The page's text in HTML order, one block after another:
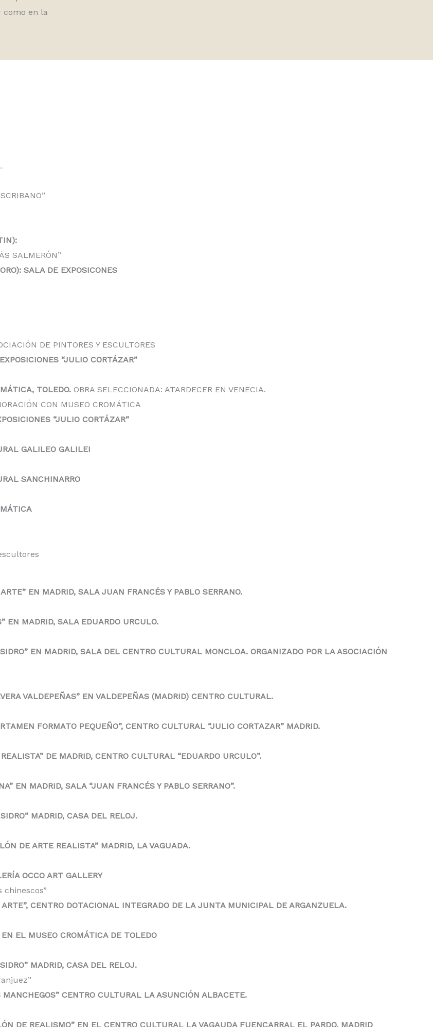
como en la
SALMERÓN”
SALA DE EXPOSICONES
DE PINTORES Y ESCULTORES
“JULIO CORTÁZAR”
TOLEDO. OBRA SELECCIONADA: ATARDECER EN VENECIA.
CON MUSEO CROMÁTICA
“JULIO CORTÁZAR”
GALILEO GALILEI
SANCHINARRO
EN MADRID, SALA JUAN FRANCÉS Y PABLO SERRANO.
EN MADRID, SALA EDUARDO URCULO.
EN MADRID, SALA DEL CENTRO CULTURAL MONCLOA. ORGANIZADO POR LA ASOCIACIÓN
VALDEPEÑAS” EN VALDEPEÑAS (MADRID) CENTRO CULTURAL.
FORMATO PEQUEÑO”, CENTRO CULTURAL “JULIO CORTAZAR” MADRID.
DE MADRID, CENTRO CULTURAL “EDUARDO URCULO”.
EN MADRID, SALA “JUAN FRANCÉS Y PABLO SERRANO”.
MADRID, CASA DEL RELOJ.
DE ARTE REALISTA” MADRID, LA VAGUADA.
OCCO ART GALLERY
chinescos”
CENTRO DOTACIONAL INTEGRADO DE LA JUNTA MUNICIPAL DE ARGANZUELA.
EL MUSEO CROMÁTICA DE TOLEDO
MADRID, CASA DEL RELOJ.
CENTRO CULTURAL LA ASUNCIÓN ALBACETE.
DE REALISMO” EN EL CENTRO CULTURAL LA VAGAUDA FUENCARRAL EL PARDO, MADRID